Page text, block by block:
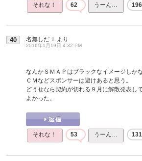
それな！ 62 うーん… 196
40 名無しだＪ より
2016年1月19日 4:32 PM
なんかＳＭＡＰはブラックなイメージしかな
ＣＭなどスポンサーは避けあると思う。
どうせなら契約が切れる９月に解散発表し
よかった。
それな！ 53 うーん… 131